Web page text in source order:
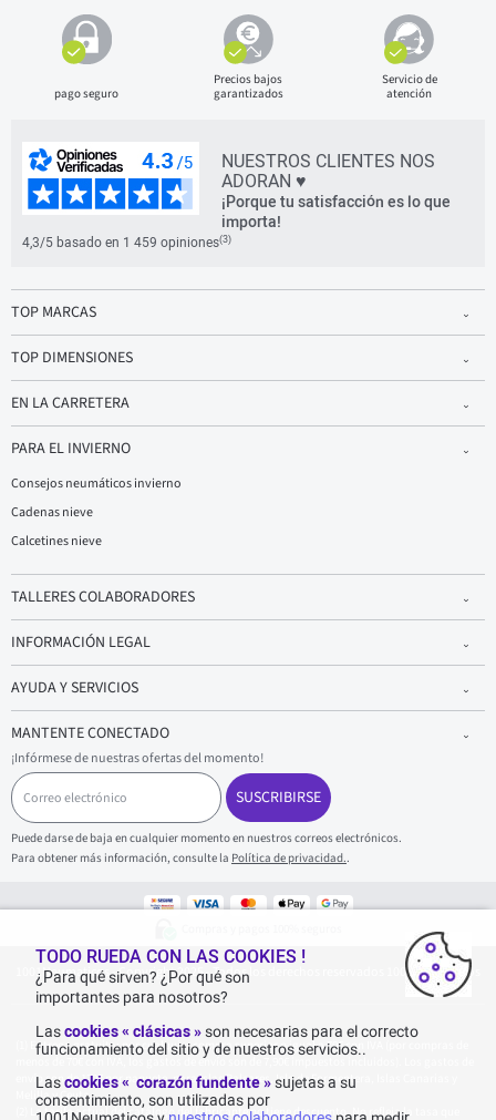
pago seguro
Precios bajos
garantizados
Servicio de
atención
NUESTROS CLIENTES NOS
ADORAN ♥
¡Porque tu satisfacción es lo que
importa!
4,3/5 basado en 1 459 opiniones(3)
TOP MARCAS
TOP DIMENSIONES
EN LA CARRETERA
PARA EL INVIERNO
Consejos neumáticos invierno
Cadenas nieve
Calcetines nieve
TALLERES COLABORADORES
INFORMACIÓN LEGAL
AYUDA Y SERVICIOS
MANTENTE CONECTADO
¡Infórmese de nuestras ofertas del momento!
C
o
r
r
e
o
l
SUSCRIBIRSE
Puede darse de baja en cualquier momento en nuestros correos electrónicos.
Para obtener más información, consulte la Política de privacidad..
1001Neumaticos - Copyright 2025 - Todos los derechos reservados 1001Neumaticos
Entrega gratuita: por cualquier compra superior o igual a 70€ con IVA (por compras de
menos de 70€ con IVA, los gastos de envío son de 7,90€ impuestos incluidos). Los gastos de
envío son de 120€ por paquete, para Islas Baleares, Isla de Formentera, Islas Canarias y
Melilla y Ceuta.
La tarifa actual del catálogo del fabricante no tiene descuento. No refleja la tasa que
TODO RUEDA CON LAS COOKIES !
¿Para qué sirven? ¿Por qué son
importantes para nosotros?
Lascookies « clásicas »son necesarias para el correcto
funcionamiento del sitio y de nuestros servicios..
Lascookies « corazón fundente » sujetas a su
consentimiento, son utilizadas por